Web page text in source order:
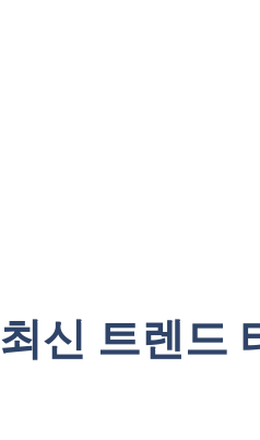
최신 트렌드